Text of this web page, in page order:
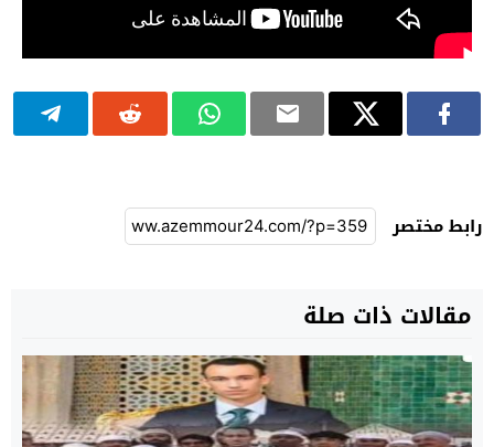
رابط مختصر
مقالات ذات صلة